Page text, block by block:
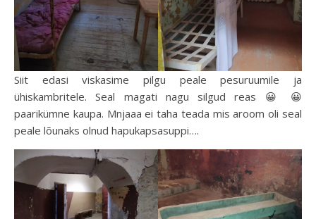
Siit edasi viskasime pilgu peale pesuruumile ja
ühiskambritele. Seal magati nagu silgud reas 😀 😀
paarikümne kaupa. Mnjaaa ei taha teada mis aroom oli seal
peale lõunaks olnud hapukapsasuppi….